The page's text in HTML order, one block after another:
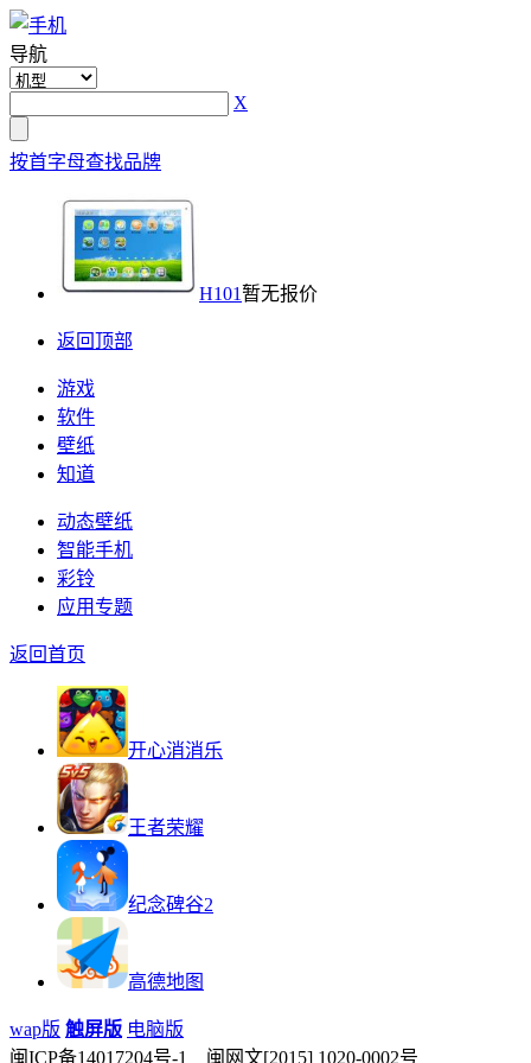
导航
X
按首字母查找品牌
H101 暂无报价
返回顶部
游戏
软件
壁纸
知道
动态壁纸
智能手机
彩铃
应用专题
返回首页
开心消消乐
王者荣耀
纪念碑谷2
高德地图
wap版 触屏版 电脑版
闽ICP备14017204号-1 闽网文[2015] 1020-0002号